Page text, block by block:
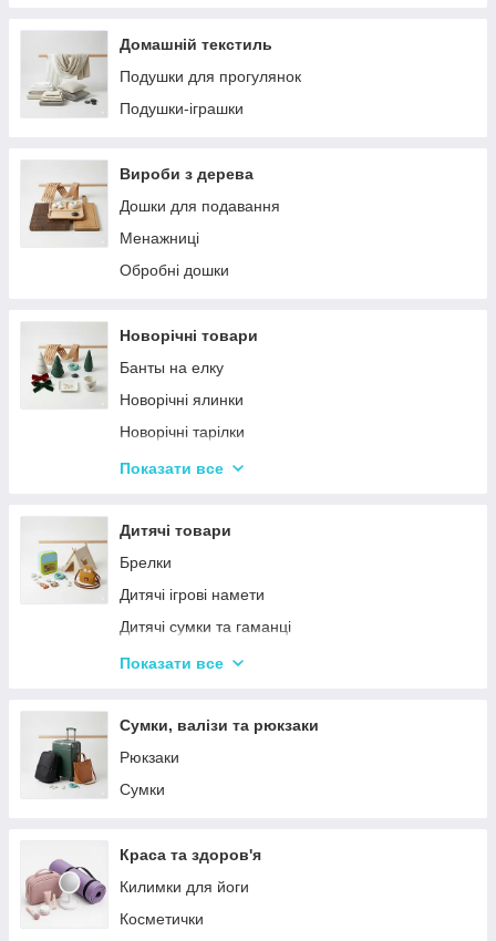
Домашній текстиль
Подушки для прогулянок
Подушки-іграшки
Вироби з дерева
Дошки для подавання
Менажниці
Обробні дошки
Новорічні товари
Банты на елку
Новорічні ялинки
Новорічні тарілки
Новорічні фігурки та статуетки
Столовий посуд
Хвойні гірлянди
Показати все
Дитячі товари
Брелки
Дитячі ігрові намети
Дитячі сумки та гаманці
Дитячі фотокамери
Показати все
Сумки, валізи та рюкзаки
Рюкзаки
Сумки
Краса та здоров'я
Килимки для йоги
Косметички